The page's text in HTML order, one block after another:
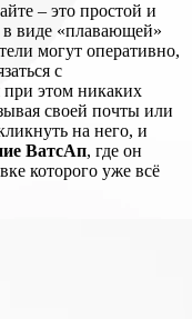
– это простой и
виде «плавающей»
могут оперативно,
с
при этом никаких
своей почты или
на него, и
ВатсАп, где он
которого уже всё